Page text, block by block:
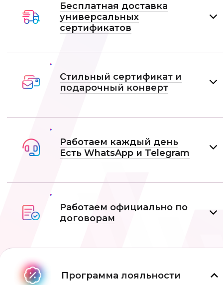
Бесплатная доставка
универсальных
сертификатов
Стильный сертификат и
подарочный конверт
Работаем каждый день
Есть WhatsApp и Telеgram
Работаем официально по
договорам
Программа лояльности